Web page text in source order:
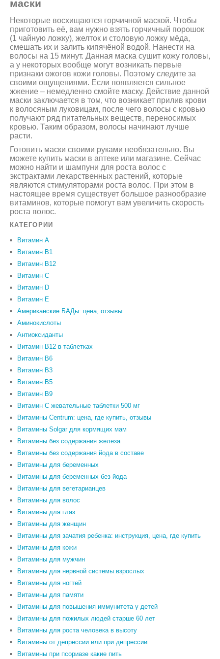
маски
Некоторые восхищаются горчичной маской. Чтобы
приготовить её, вам нужно взять горчичный порошок
(1 чайную ложку), желток и столовую ложку мёда,
смешать их и залить кипячёной водой. Нанести на
волосы на 15 минут. Данная маска сушит кожу головы,
а у некоторых вообще могут возникать первые
признаки ожогов кожи головы. Поэтому следите за
своими ощущениями. Если появляется сильное
жжение – немедленно смойте маску. Действие данной
маски заключается в том, что возникает прилив крови
к волосяным луковицам, после чего волосы с кровью
получают ряд питательных веществ, переносимых
кровью. Таким образом, волосы начинают лучше
расти.
Готовить маски своими руками необязательно. Вы
можете купить маски в аптеке или магазине. Сейчас
можно найти и шампуни для роста волос с
экстрактами лекарственных растений, которые
являются стимуляторами роста волос. При этом в
настоящее время существует большое разнообразие
витаминов, которые помогут вам увеличить скорость
роста волос.
КАТЕГОРИИ
Витамин A
Витамин B1
Витамин B12
Витамин C
Витамин D
Витамин Е
Американские БАДы: цена, отзывы
Аминокислоты
Антиоксиданты
Витамин B12 в таблетках
Витамин B6
Витамин В3
Витамин В5
Витамин В9
Витамин С жевательные таблетки 500 мг
Витамины Centrum: цена, где купить, отзывы
Витамины Solgar для кормящих мам
Витамины без содержания железа
Витамины без содержания йода в составе
Витамины для беременных
Витамины для беременных без йода
Витамины для вегетарианцев
Витамины для волос
Витамины для глаз
Витамины для женщин
Витамины для зачатия ребенка: инструкция, цена, где купить
Витамины для кожи
Витамины для мужчин
Витамины для нервной системы взрослых
Витамины для ногтей
Витамины для памяти
Витамины для повышения иммунитета у детей
Витамины для пожилых людей старше 60 лет
Витамины для роста человека в высоту
Витамины от депрессии или при депрессии
Витамины при псориазе какие пить